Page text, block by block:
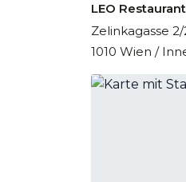
LEO
Zelinkagasse 2/
1010 Wien /